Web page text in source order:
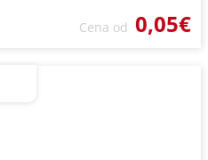
Cena od 0,05€